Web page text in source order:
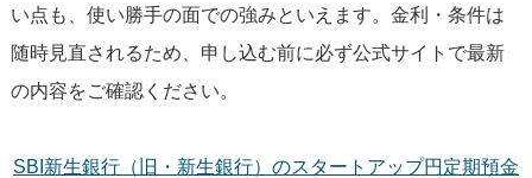
い点も、使い勝手の面での強みといえます。金利・条件は
随時見直されるため、申し込む前に必ず公式サイトで最新
の内容をご確認ください。
SBI新生銀行（旧・新生銀行）のスタートアップ円定期預金